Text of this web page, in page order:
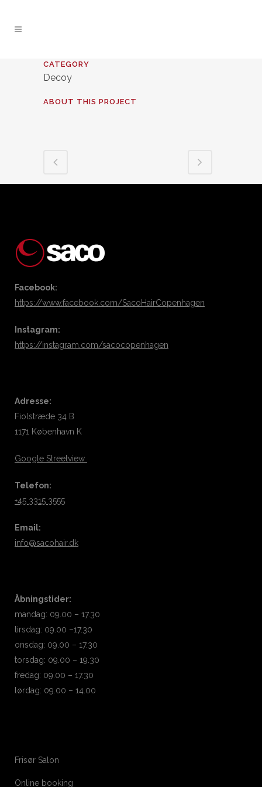
CATEGORY
Decoy
ABOUT THIS PROJECT
Facebook:
https://www.facebook.com/SacoHairCopenhagen
Instagram:
https://instagram.com/sacocopenhagen
Adresse:
Fiolstræde 34 B
1171 København K
Google Streetview
Telefon:
+45 3315 3555
Email:
info@sacohair.dk
Åbningstider:
mandag: 09.00 – 17.30
tirsdag: 09.00 –17.30
onsdag: 09.00 – 17.30
torsdag: 09.00 – 19.30
fredag: 09.00 – 17.30
lørdag: 09.00 – 14.00
Frisør Salon
Online booking